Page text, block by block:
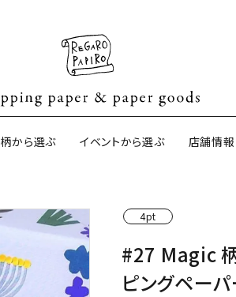
和紙の包装紙(CAGWA paper)
サイズ
イギリスのモダン包装紙 イギリ
柄から選ぶ イベントから選ぶ 店舗情報
4pt
#27 Magic
ピングペーパ